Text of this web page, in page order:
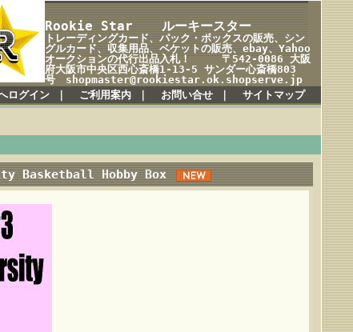
Rookie Star ルーキースター
トレーディングカード、パック・ボックスの販売、シン
グルカード、収集用品、ベケットの販売、ebay、Yahoo
オークションの代行出品入札！ 〒542-0086 大阪
府大阪市中央区西心斎橋1-13-5 サンダー心斎橋803
号 shopmaster@rookiestar.ok.shopserve.jp
ログイン ご利用案内 お問い合せ サイトマップ
Basketball Hobby Box